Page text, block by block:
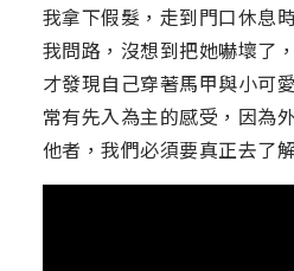
我拿下假髮，走到門口休息
我問路，沒想到把她嚇壞了
才發現自己穿著馬甲與小可
常有先入為主的感受，因為
他者，我們必須要真正去了解